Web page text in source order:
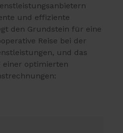
und effiziente
den Grundstein für eine
Reise bei der
und das
optimierten